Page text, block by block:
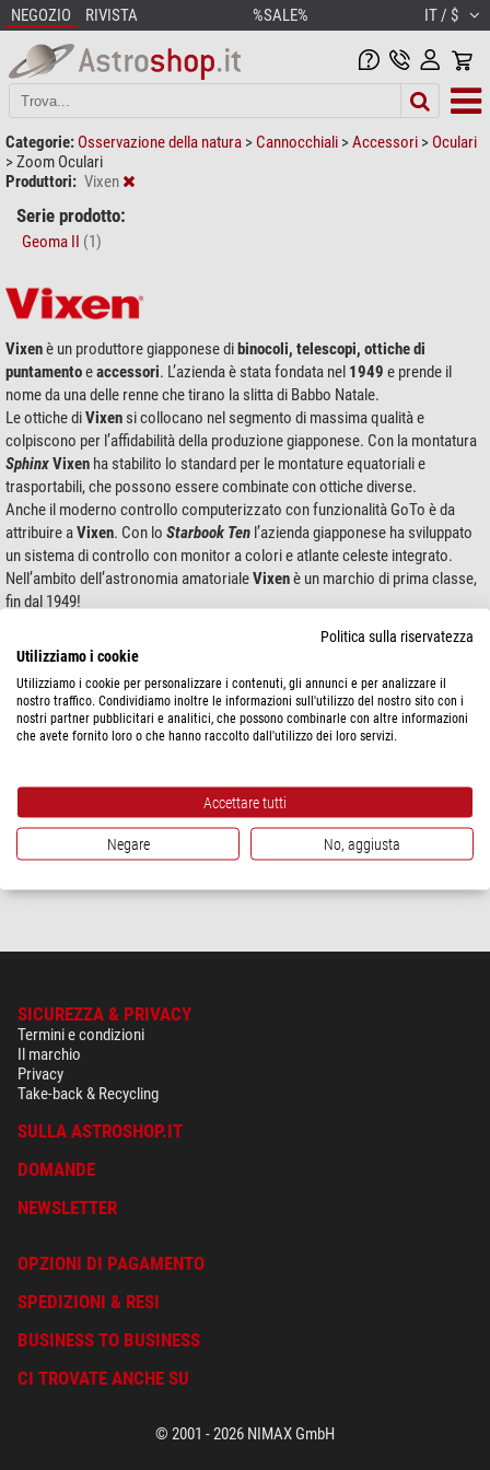
NEGOZIO RIVISTA %SALE% IT / $
Categorie: Osservazione della natura > Cannocchiali >Accessori > Oculari
>Zoom Oculari
Produttori: Vixen
Serie prodotto:
Geoma II (1)
Vixenè un produttore giapponese dibinocoli, telescopi, ottiche di
puntamentoeaccessori. L’azienda è stata fondata nel 1949 e prende il
nome da una delle renne che tirano la slitta di Babbo Natale.
Le ottiche diVixen si collocano nel segmento di massima qualità e
colpiscono per l’affidabilità della produzione giapponese. Con la montatura
SphinxVixen ha stabilito lo standard per le montature equatoriali e
trasportabili, che possono essere combinate con ottiche diverse.
Anche il moderno controllo computerizzato con funzionalità GoTo è da
attribuire aVixen. Con lo Starbook Ten l’azienda giapponese ha sviluppato
un sistema di controllo con monitor a colori e atlante celeste integrato.
Nell’ambito dell’astronomia amatorialeVixenè un marchio di prima classe,
fin dal 1949!
Prodotti 1 - 1 di 1
Vixen
AL 15-40 Zoom
$ 161,00
spedibile in24 ore
SICUREZZA & PRIVACY
Termini e condizioni
Il marchio
Privacy
Take-back & Recycling
SULLA ASTROSHOP.IT
DOMANDE
NEWSLETTER
OPZIONI DI PAGAMENTO
SPEDIZIONI & RESI
BUSINESS TO BUSINESS
CI TROVATE ANCHE SU
© 2001 - 2026 NIMAX GmbH
Politica sulla riservatezza
Utilizziamo i cookie
Utilizziamo i cookie per personalizzare i contenuti, gli annunci e per analizzare il
nostro traffico. Condividiamo inoltre le informazioni sull'utilizzo del nostro sito con i
nostri partner pubblicitari e analitici, che possono combinarle con altre informazioni
che avete fornito loro o che hanno raccolto dall'utilizzo dei loro servizi.
Accettare tutti
Negare No, aggiusta